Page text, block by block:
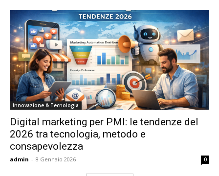
Innovazione & Tecnologia
Digital marketing per PMI: le tendenze del
2026 tra tecnologia, metodo e
consapevolezza
admin - 8 Gennaio 2026 0